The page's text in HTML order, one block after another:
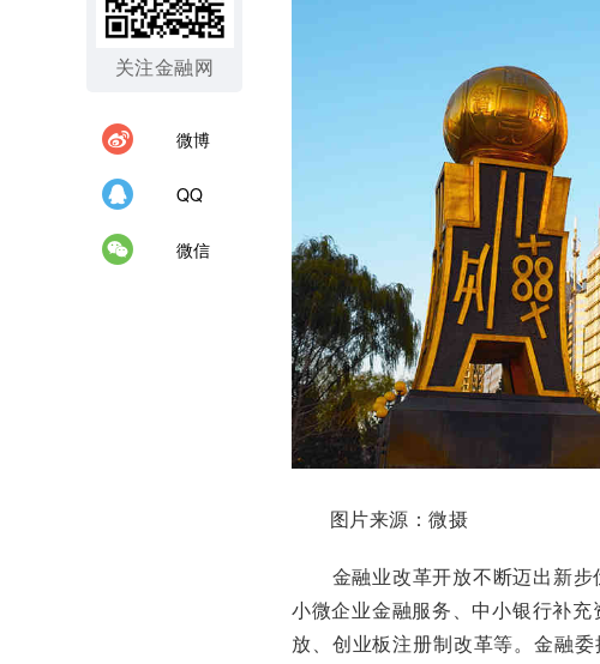
关注金融网
微博
QQ
微信
图片来源：微摄
金融业改革开放不断迈出新步
小微企业金融服务、中小银行补
放、创业板注册制改革等。金融委